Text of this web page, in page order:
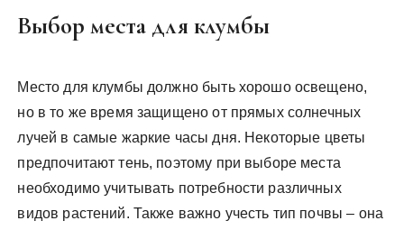
Выбор места для клумбы
Место для клумбы должно быть хорошо освещено,
но в то же время защищено от прямых солнечных
лучей в самые жаркие часы дня. Некоторые цветы
предпочитают тень, поэтому при выборе места
необходимо учитывать потребности различных
видов растений. Также важно учесть тип почвы – она